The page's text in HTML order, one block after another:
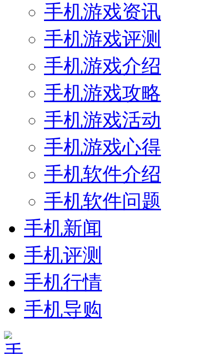
手机游戏资讯
手机游戏评测
手机游戏介绍
手机游戏攻略
手机游戏活动
手机游戏心得
手机软件介绍
手机软件问题
手机新闻
手机评测
手机行情
手机导购